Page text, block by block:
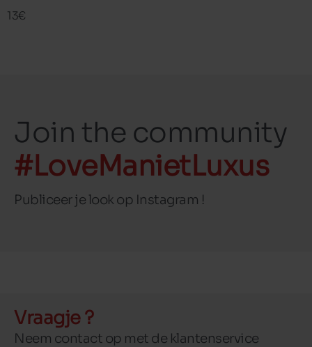
13€
Join the community
#LoveManietLuxus
Publiceer je look op Instagram !
Vraagje ?
Neem contact op met de klantenservice